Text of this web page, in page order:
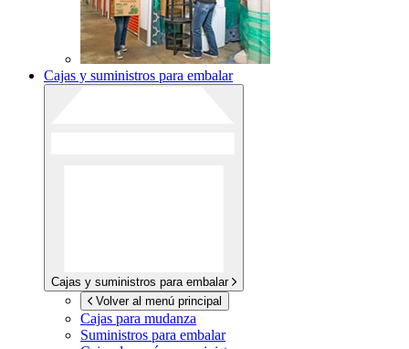
Cajas y suministros para embalar
Cajas y suministros para embalar
Volver al menú principal
Cajas para mudanza
Suministros para embalar